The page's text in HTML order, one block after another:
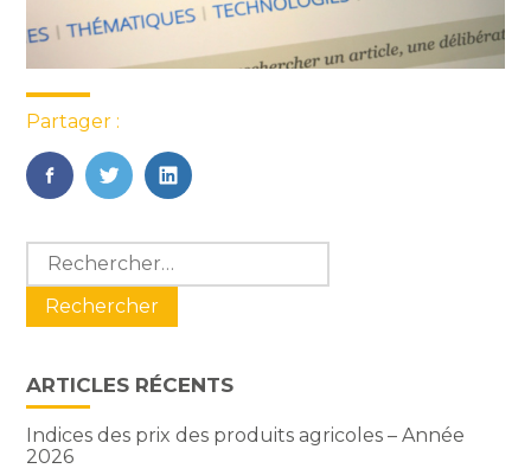
Partager :
FaceBook
TwitterLinkedIn
Blog
sidebar
Rechercher :
ARTICLES RÉCENTS
Indices des prix des produits agricoles – Année
2026